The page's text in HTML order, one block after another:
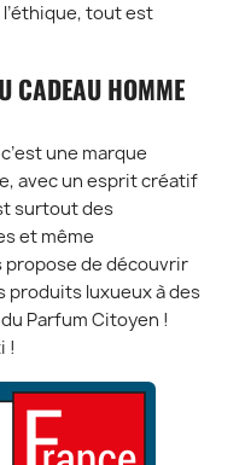
tout est
CADEAU HOMME
une marque
avec un esprit créatif
surtout des
et même
propose de découvrir
produits luxueux à des
Parfum Citoyen !
!